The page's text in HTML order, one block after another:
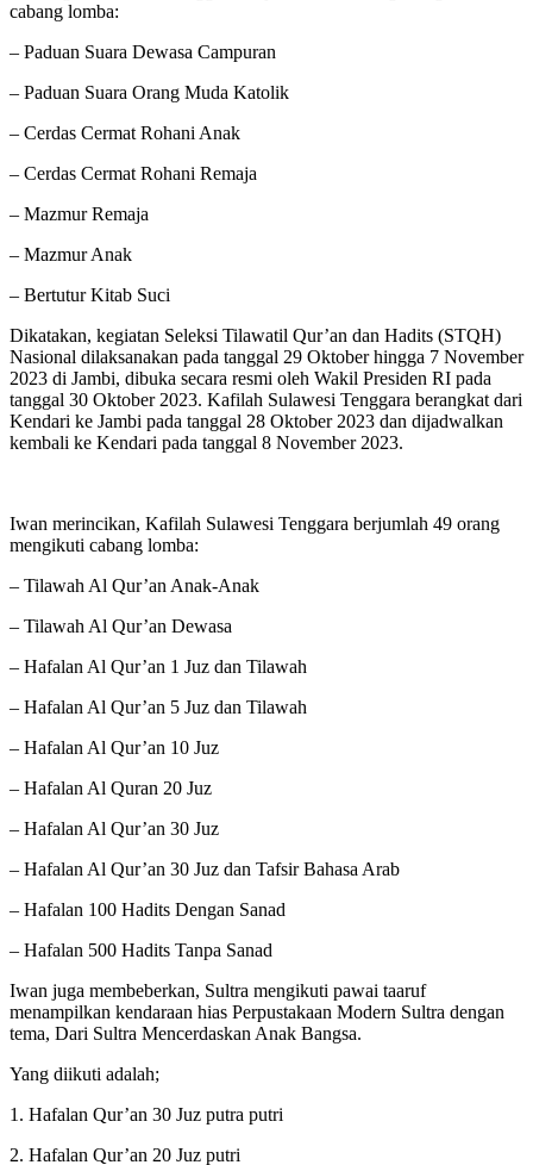
cabang lomba:
– Paduan Suara Dewasa Campuran
– Paduan Suara Orang Muda Katolik
– Cerdas Cermat Rohani Anak
– Cerdas Cermat Rohani Remaja
– Mazmur Remaja
– Mazmur Anak
– Bertutur Kitab Suci
Dikatakan, kegiatan Seleksi Tilawatil Qur’an dan Hadits (STQH)
Nasional dilaksanakan pada tanggal 29 Oktober hingga 7 November
2023 di Jambi, dibuka secara resmi oleh Wakil Presiden RI pada
tanggal 30 Oktober 2023. Kafilah Sulawesi Tenggara berangkat dari
Kendari ke Jambi pada tanggal 28 Oktober 2023 dan dijadwalkan
kembali ke Kendari pada tanggal 8 November 2023.
Iwan merincikan, Kafilah Sulawesi Tenggara berjumlah 49 orang
mengikuti cabang lomba:
– Tilawah Al Qur’an Anak-Anak
– Tilawah Al Qur’an Dewasa
– Hafalan Al Qur’an 1 Juz dan Tilawah
– Hafalan Al Qur’an 5 Juz dan Tilawah
– Hafalan Al Qur’an 10 Juz
– Hafalan Al Quran 20 Juz
– Hafalan Al Qur’an 30 Juz
– Hafalan Al Qur’an 30 Juz dan Tafsir Bahasa Arab
– Hafalan 100 Hadits Dengan Sanad
– Hafalan 500 Hadits Tanpa Sanad
Iwan juga membeberkan, Sultra mengikuti pawai taaruf
menampilkan kendaraan hias Perpustakaan Modern Sultra dengan
tema, Dari Sultra Mencerdaskan Anak Bangsa.
Yang diikuti adalah;
1. Hafalan Qur’an 30 Juz putra putri
2. Hafalan Qur’an 20 Juz putri